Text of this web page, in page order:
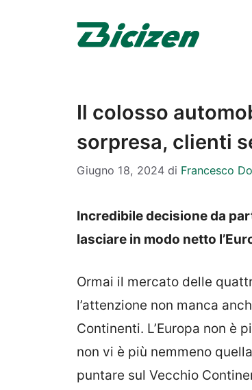
Il colosso
sorpresa, clienti
Giugno 18, 2024 di Francesco
Incredibile decisione da
lasciare in modo netto
Ormai il mercato delle
l’attenzione non manca
Continenti. L’Europa non è
non vi è più nemmeno
puntare sul Vecchio